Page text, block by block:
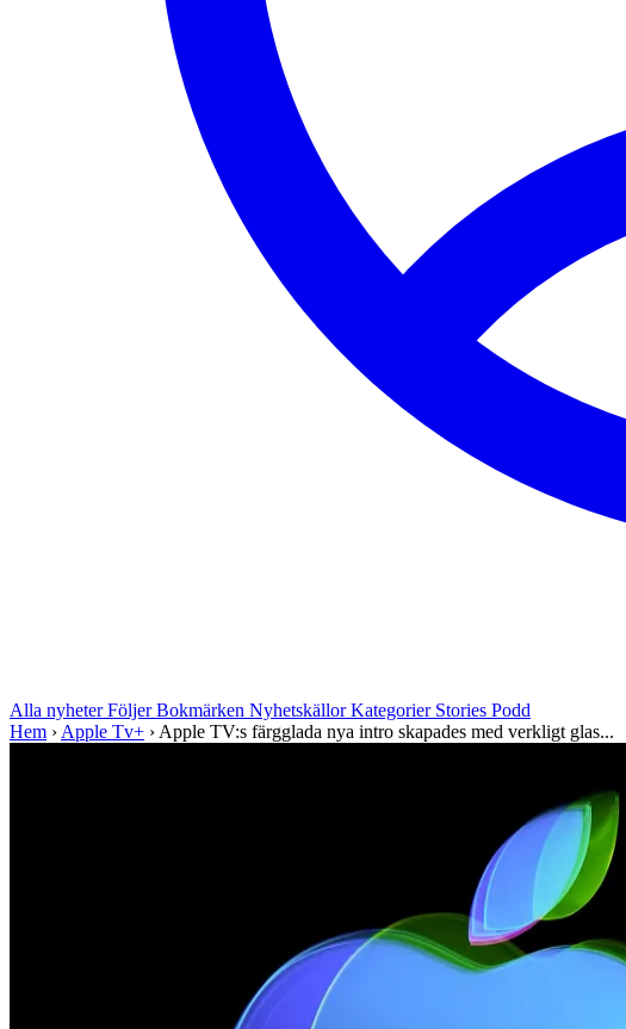
Alla nyheterFöljerBokmärken NyhetskällorKategorier Stories Podd
Hem › Apple Tv+ › Apple TV:s färgglada nya intro skapades med verkligt glas...